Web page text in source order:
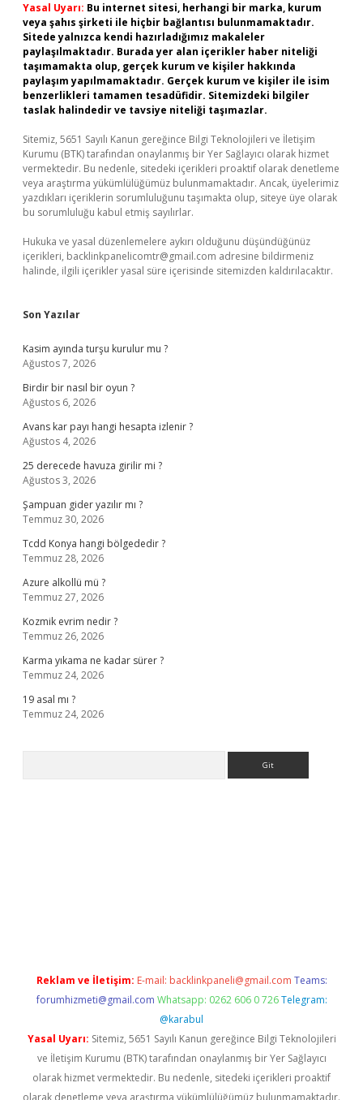
Yasal Uyarı: Bu internet sitesi, herhangi bir marka, kurum
veya şahıs şirketi ile hiçbir bağlantısı bulunmamaktadır.
Sitede yalnızca kendi hazırladığımız makaleler
paylaşılmaktadır. Burada yer alan içerikler haber niteliği
taşımamakta olup, gerçek kurum ve kişiler hakkında
paylaşım yapılmamaktadır. Gerçek kurum ve kişiler ile isim
benzerlikleri tamamen tesadüfidir. Sitemizdeki bilgiler
taslak halindedir ve tavsiye niteliği taşımazlar.
Sitemiz, 5651 Sayılı Kanun gereğince Bilgi Teknolojileri ve İletişim
Kurumu (BTK) tarafından onaylanmış bir Yer Sağlayıcı olarak hizmet
vermektedir. Bu nedenle, sitedeki içerikleri proaktif olarak denetleme
veya araştırma yükümlülüğümüz bulunmamaktadır. Ancak, üyelerimiz
yazdıkları içeriklerin sorumluluğunu taşımakta olup, siteye üye olarak
bu sorumluluğu kabul etmiş sayılırlar.
Hukuka ve yasal düzenlemelere aykırı olduğunu düşündüğünüz
içerikleri, backlinkpanelicomtr@gmail.com adresine bildirmeniz
halinde, ilgili içerikler yasal süre içerisinde sitemizden kaldırılacaktır.
Son Yazılar
Kasim ayında turşu kurulur mu ?
Ağustos 7, 2026
Birdir bir nasıl bir oyun ?
Ağustos 6, 2026
Avans kar payı hangi hesapta izlenir ?
Ağustos 4, 2026
25 derecede havuza girilir mi ?
Ağustos 3, 2026
Şampuan gider yazılır mı ?
Temmuz 30, 2026
Tcdd Konya hangi bölgededir ?
Temmuz 28, 2026
Azure alkollü mü ?
Temmuz 27, 2026
Kozmik evrim nedir ?
Temmuz 26, 2026
Karma yıkama ne kadar sürer ?
Temmuz 24, 2026
19 asal mı ?
Temmuz 24, 2026
Reklam ve İletişim: E-mail: backlinkpaneli@gmail.com Teams:
forumhizmeti@gmail.com Whatsapp: 0262 606 0 726 Telegram:
@karabul
Yasal Uyarı: Sitemiz, 5651 Sayılı Kanun gereğince Bilgi Teknolojileri
ve İletişim Kurumu (BTK) tarafından onaylanmış bir Yer Sağlayıcı
olarak hizmet vermektedir. Bu nedenle, sitedeki içerikleri proaktif
olarak denetleme veya araştırma yükümlülüğümüz bulunmamaktadır.